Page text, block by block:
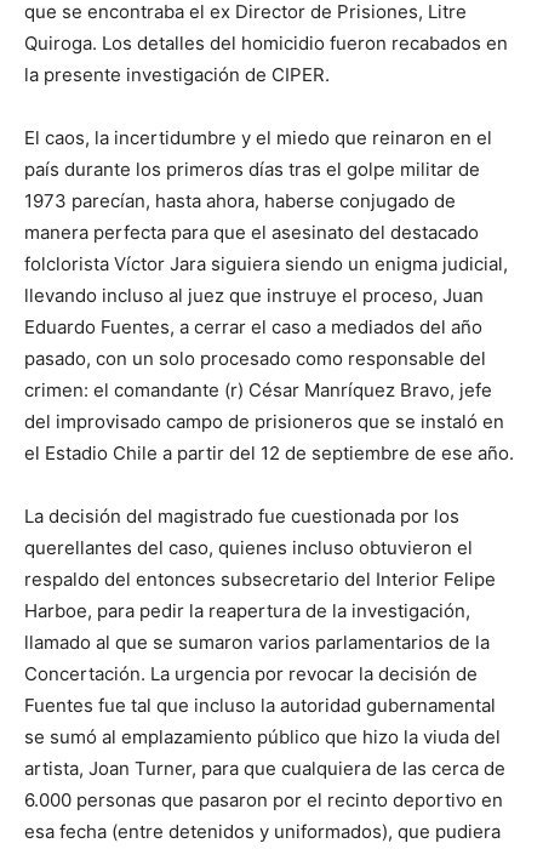
que se encontraba el ex Director de Prisiones, Litre
Quiroga. Los detalles del homicidio fueron recabados en
la presente investigación de CIPER.
El caos, la incertidumbre y el miedo que reinaron en el
país durante los primeros días tras el golpe militar de
1973 parecían, hasta ahora, haberse conjugado de
manera perfecta para que el asesinato del destacado
folclorista Víctor Jara siguiera siendo un enigma judicial,
llevando incluso al juez que instruye el proceso, Juan
Eduardo Fuentes, a cerrar el caso a mediados del año
pasado, con un solo procesado como responsable del
crimen: el comandante (r) César Manríquez Bravo, jefe
del improvisado campo de prisioneros que se instaló en
el Estadio Chile a partir del 12 de septiembre de ese año.
La decisión del magistrado fue cuestionada por los
querellantes del caso, quienes incluso obtuvieron el
respaldo del entonces subsecretario del Interior Felipe
Harboe, para pedir la reapertura de la investigación,
llamado al que se sumaron varios parlamentarios de la
Concertación. La urgencia por revocar la decisión de
Fuentes fue tal que incluso la autoridad gubernamental
se sumó al emplazamiento público que hizo la viuda del
artista, Joan Turner, para que cualquiera de las cerca de
6.000 personas que pasaron por el recinto deportivo en
esa fecha (entre detenidos y uniformados), que pudiera